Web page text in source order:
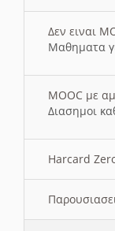
Δεν ειναι
Μαθηματα
MOOC με
Διασημοι
Harcard